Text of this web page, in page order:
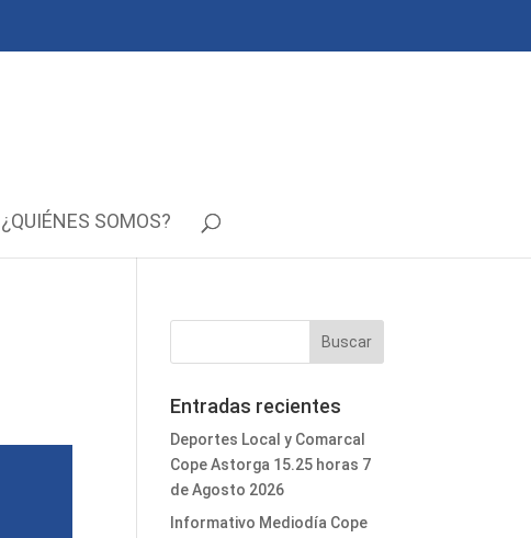
¿QUIÉNES SOMOS?
Entradas recientes
Deportes Local y Comarcal
Cope Astorga 15.25 horas 7
de Agosto 2026
Informativo Mediodía Cope